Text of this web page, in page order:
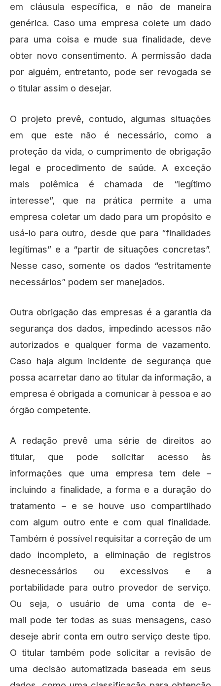
em cláusula específica, e não de maneira
genérica. Caso uma empresa colete um dado
para uma coisa e mude sua finalidade, deve
obter novo consentimento. A permissão dada
por alguém, entretanto, pode ser revogada se
o titular assim o desejar.
O projeto prevê, contudo, algumas situações
em que este não é necessário, como a
proteção da vida, o cumprimento de obrigação
legal e procedimento de saúde. A exceção
mais polêmica é chamada de “legítimo
interesse”, que na prática permite a uma
empresa coletar um dado para um propósito e
usá-lo para outro, desde que para “finalidades
legítimas” e a “partir de situações concretas”.
Nesse caso, somente os dados “estritamente
necessários” podem ser manejados.
Outra obrigação das empresas é a garantia da
segurança dos dados, impedindo acessos não
autorizados e qualquer forma de vazamento.
Caso haja algum incidente de segurança que
possa acarretar dano ao titular da informação, a
empresa é obrigada a comunicar à pessoa e ao
órgão competente.
A redação prevê uma série de direitos ao
titular, que pode solicitar acesso às
informações que uma empresa tem dele –
incluindo a finalidade, a forma e a duração do
tratamento – e se houve uso compartilhado
com algum outro ente e com qual finalidade.
Também é possível requisitar a correção de um
dado incompleto, a eliminação de registros
desnecessários ou excessivos e a
portabilidade para outro provedor de serviço.
Ou seja, o usuário de uma conta de e-
mail pode ter todas as suas mensagens, caso
deseje abrir conta em outro serviço deste tipo.
O titular também pode solicitar a revisão de
uma decisão automatizada baseada em seus